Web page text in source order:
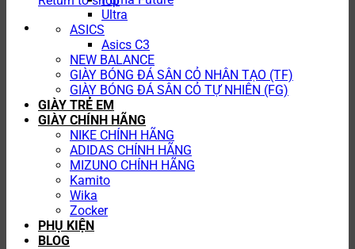
Ultra
ASICS
Asics C3
NEW BALANCE
GIÀY BÓNG ĐÁ SÂN CỎ NHÂN TẠO (TF)
GIÀY BÓNG ĐÁ SÂN CỎ TỰ NHIÊN (FG)
GIÀY TRẺ EM
GIÀY CHÍNH HÃNG
NIKE CHÍNH HÃNG
ADIDAS CHÍNH HÃNG
MIZUNO CHÍNH HÃNG
Kamito
Wika
Zocker
PHỤ KIỆN
BLOG